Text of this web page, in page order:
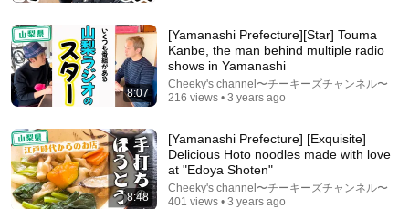
Auto-dubbed
82K views
8:07
[Yamanashi Prefecture][Star] Touma
Kanbe, the man behind multiple radio
shows in Yamanashi
Cheeky's channel〜チーキーズチャンネル〜
216 views • 3 years ago
8:48
[Yamanashi Prefecture] [Exquisite]
Delicious Hoto noodles made with love
at "Edoya Shoten"
Cheeky's channel〜チーキーズチャンネル〜
401 views • 3 years ago